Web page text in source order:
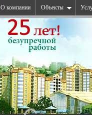
О компании Объекты